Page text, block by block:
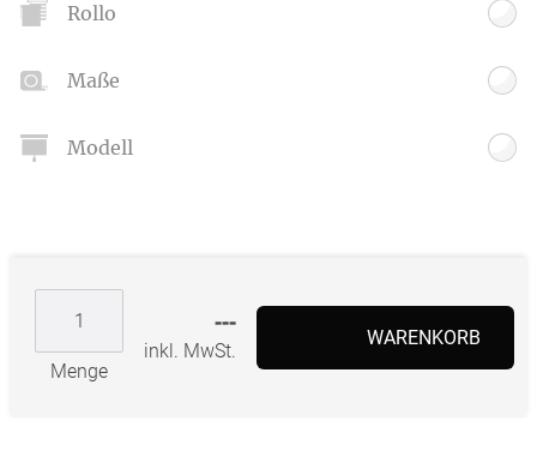
Rollo
Maße
Modell
Menge
---
inkl. MwSt.
WARENKORB